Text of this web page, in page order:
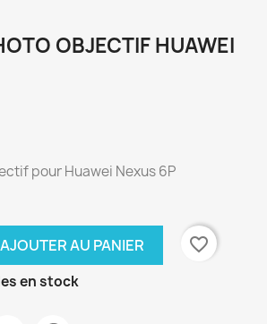
OBJECTIF HUAWEI
pour Huawei Nexus 6P
AJOUTER AU PANIER
favorite_border
en stock